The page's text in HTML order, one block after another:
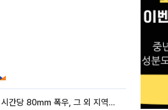
동해안은 시간당 80㎜ 폭우, 그 외 지역은 폭염…‘극과 극 날씨’